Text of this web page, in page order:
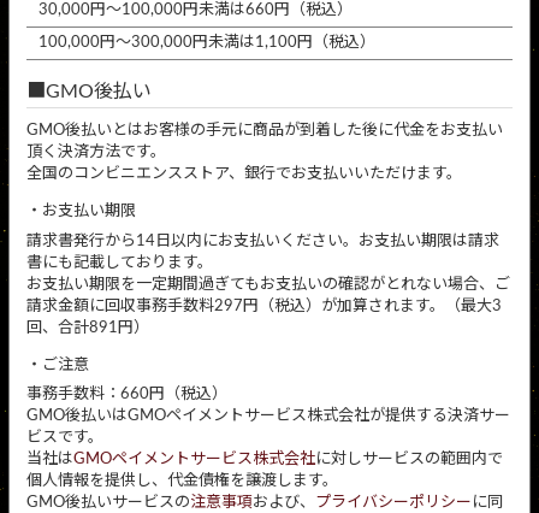
30,000円～100,000円未満は660円（税込）
100,000円～300,000円未満は1,100円（税込）
GMO後払い
GMO後払いとはお客様の手元に商品が到着した後に代金をお支払い
頂く決済方法です。
全国のコンビニエンスストア、銀行でお支払いいただけます。
お支払い期限
請求書発行から14日以内にお支払いください。お支払い期限は請求
書にも記載しております。
お支払い期限を一定期間過ぎてもお支払いの確認がとれない場合、ご
請求金額に回収事務手数料297円（税込）が加算されます。（最大3
回、合計891円）
ご注意
事務手数料：660円（税込）
GMO後払いはGMOペイメントサービス株式会社が提供する決済サー
ビスです。
当社はGMOペイメントサービス株式会社に対しサービスの範囲内で
個人情報を提供し、代金債権を譲渡します。
GMO後払いサービスの注意事項および、 プライバシーポリシー に同